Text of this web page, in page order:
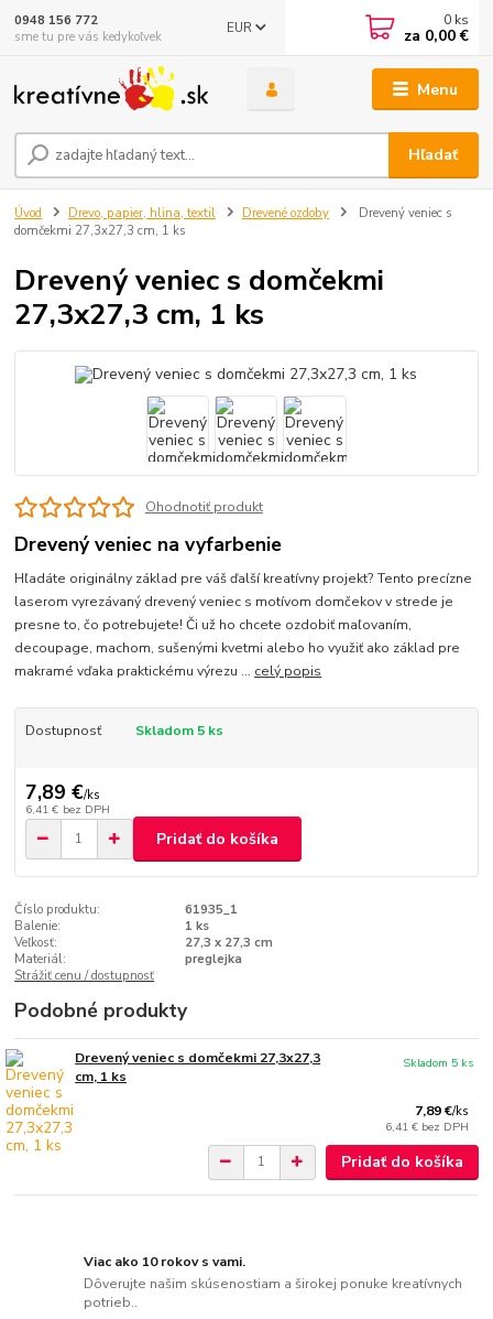
Menu
EUR
Hľadať
0948 156 772
sme tu pre vás kedykoľvek
0 ks
za 0,00 €
Úvod Drevo, papier, hlina, textil Drevené ozdoby
Drevený veniec s
domčekmi 27,3x27,3 cm, 1 ks
Drevený veniec s domčekmi
27,3x27,3 cm, 1 ks
Ohodnotiť produkt
Drevený veniec na vyfarbenie
Hľadáte originálny základ pre váš ďalší kreatívny projekt? Tento precízne
laserom vyrezávaný drevený veniec s motívom domčekov v strede je
presne to, čo potrebujete! Či už ho chcete ozdobiť maľovaním,
decoupage, machom, sušenými kvetmi alebo ho využiť ako základ pre
makramé vďaka praktickému výrezu ... celý popis
Dostupnosť Skladom 5 ks
7,89 €/ks
6,41 € bez DPH
Pridať do košíka
Číslo produktu:
61935_1
Balenie:
1 ks
Veľkosť:
27,3 x 27,3 cm
Materiál:
preglejka
Strážiť cenu / dostupnosť
Podobné produkty
Drevený veniec s domčekmi 27,3x27,3
cm, 1 ks
7,89 €/ks
6,41 € bez DPH
Skladom 5 ks
Pridať do košíka
Viac ako 10 rokov s vami.
Dôverujte našim skúsenostiam a širokej ponuke kreatívnych
potrieb..